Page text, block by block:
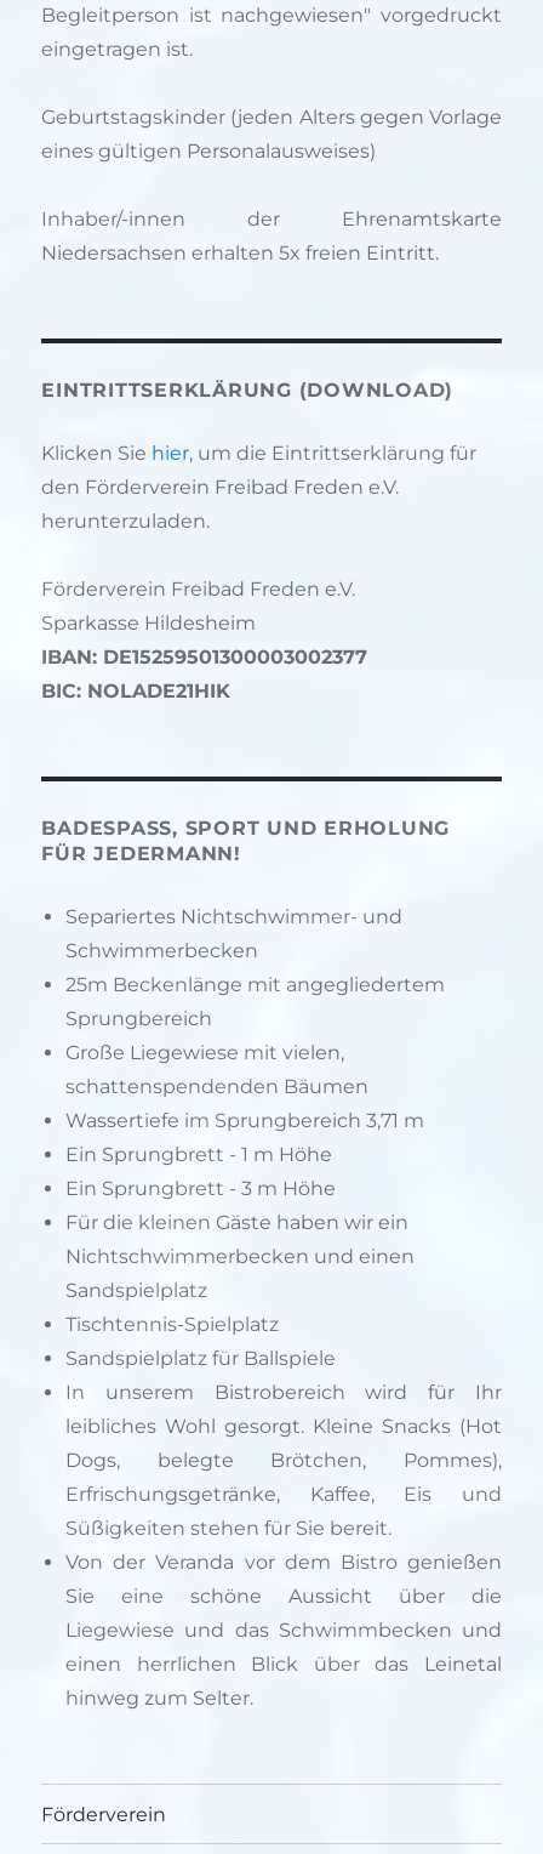
Begleitperson ist nachgewiesen" vorgedruckt
eingetragen ist.
Geburtstagskinder (jeden Alters gegen Vorlage
eines gültigen Personalausweises)
Inhaber/-innen der Ehrenamtskarte
Niedersachsen erhalten 5x freien Eintritt.
EINTRITTSERKLÄRUNG (DOWNLOAD)
Klicken Sie hier, um die Eintrittserklärung für
den Förderverein Freibad Freden e.V.
herunterzuladen.
Förderverein Freibad Freden e.V.
Sparkasse Hildesheim
IBAN: DE15259501300003002377
BIC: NOLADE21HIK
BADESPASS, SPORT UND ERHOLUNG F
ÜR JEDERMANN!
Separiertes Nichtschwimmer- und
Schwimmerbecken
25m Beckenlänge mit angegliedertem
Sprungbereich
Große Liegewiese mit vielen,
schattenspendenden Bäumen
Wassertiefe im Sprungbereich 3,71 m
Ein Sprungbrett - 1 m Höhe
Ein Sprungbrett - 3 m Höhe
Für die kleinen Gäste haben wir ein
Nichtschwimmerbecken und einen
Sandspielplatz
Tischtennis-Spielplatz
Sandspielplatz für Ballspiele
In unserem Bistrobereich wird für Ihr
leibliches Wohl gesorgt. Kleine Snacks (Hot
Dogs, belegte Brötchen, Pommes),
Erfrischungsgetränke, Kaffee, Eis und
Süßigkeiten stehen für Sie bereit.
Von der Veranda vor dem Bistro genießen
Sie eine schöne Aussicht über die
Liegewiese und das Schwimmbecken und
einen herrlichen Blick über das Leinetal
hinweg zum Selter.
Förderverein